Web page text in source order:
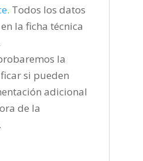
. Todos los datos
la ficha técnica
la
si pueden
adicional
de la